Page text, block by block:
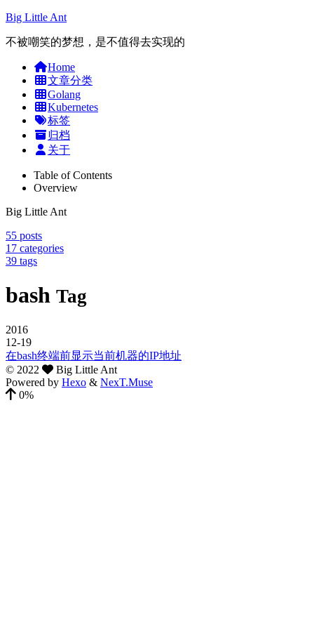
Big Little Ant
不被嘲笑的梦想，是不值得去实现的
Home
文章分类
Golang
Kubernetes
标签
归档
关于
Table of Contents
Overview
Big Little Ant
55 posts
17 categories
39 tags
bash Tag
2016
12-19
在bash终端前显示当前机器的IP地址
© 2022
Big Little Ant
Powered by Hexo & NexT.Muse
0%